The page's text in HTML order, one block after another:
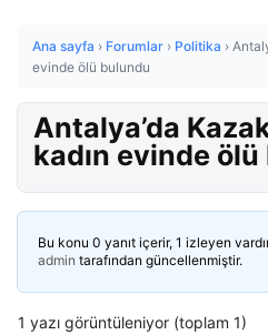
Ana sayfa › Forumlar › Politika ›
evinde ölü bulundu
Antalya’da
kadın evinde
Bu konu 0 yanıt içerir, 1 izleyen
admin tarafından güncellenmiştir.
1 yazı görüntüleniyor (toplam 1)